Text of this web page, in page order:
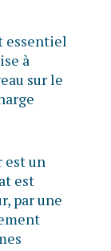
essentiel
à
sur le
est un
est
par une